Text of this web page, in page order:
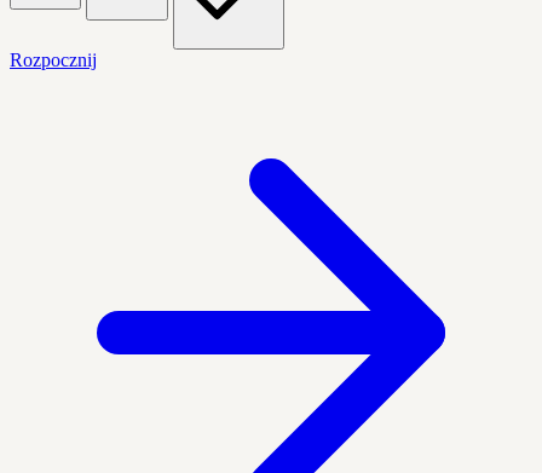
Rozpocznij